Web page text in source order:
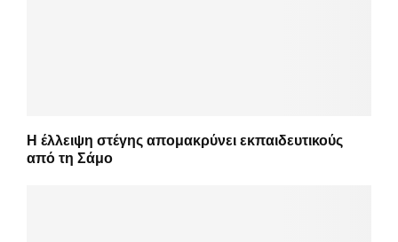
Η έλλειψη στέγης απομακρύνει εκπαιδευτικούς
από τη Σάμο